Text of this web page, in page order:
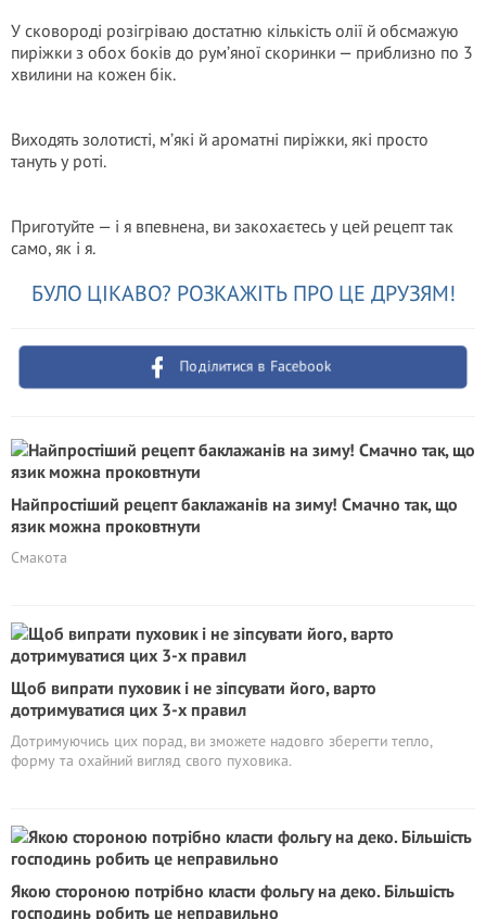
У сковороді розігріваю достатню кількість олії й обсмажую
пиріжки з обох боків до рум’яної скоринки — приблизно по 3
хвилини на кожен бік.
Виходять золотисті, м’які й ароматні пиріжки, які просто
тануть у роті.
Приготуйте — і я впевнена, ви закохаєтесь у цей рецепт так
само, як і я.
БУЛО ЦІКАВО? РОЗКАЖІТЬ ПРО ЦЕ ДРУЗЯМ!
Поділитися в Facebook
Найпростіший рецепт баклажанів на зиму! Смачно так, що
язик можна проковтнути
Смакота
Щоб випрати пуховик і не зіпсувати його, варто
дотримуватися цих 3-х правил
Дотримуючись цих порад, ви зможете надовго зберегти тепло,
форму та охайний вигляд свого пуховика.
Якою стороною потрібно класти фольгу на деко. Більшість
господинь робить це неправильно